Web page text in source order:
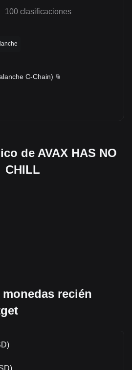
100 clasificaciones
C-Chain)
de AVAX HAS NO
CHILL
recién